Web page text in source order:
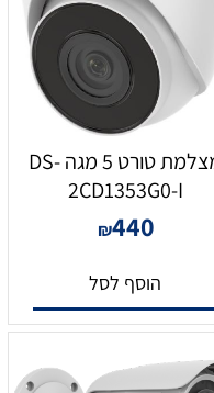
מצלמת טורט 5 מגה DS-
2CD1353G0-I
₪440
הוסף לסל